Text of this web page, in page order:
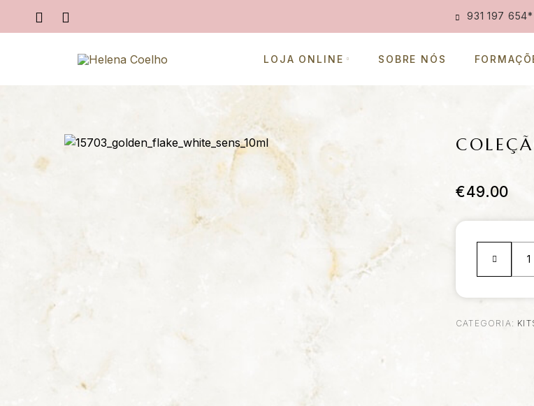
931 197 654*
LOJA ONLINE SOBRE NÓS
€49.00
CATEGORIA: